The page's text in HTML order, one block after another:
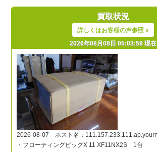
買取状況
詳しくはお客様の声参照 »
2026年08月08日 05:03:59 現在